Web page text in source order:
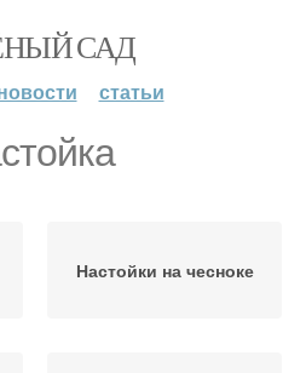
САД
статьи
Настойки на чесноке